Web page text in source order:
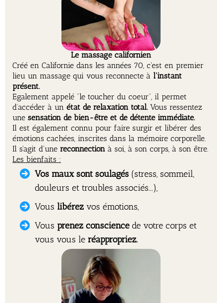
Le massage californien
Créé en Californie dans les années 70, c'est en premier
lieu un massage qui vous reconnecte à l'instant
présent.
Egalement appelé “le toucher du coeur”, il permet
d’accéder à un état de relaxation total. Vous ressentez
une sensation de bien-être et de détente immédiate.
Il est également connu pour faire surgir et libérer des
émotions cachées, inscrites dans la mémoire corporelle.
Il s'agit d'une reconnection à soi, à son corps, à son être.
Les bienfaits :
Vos maux sont soulagés (stress, sommeil,
douleurs et troubles associés...),
Vous libérez vos émotions,
Vous prenez consciencede votre corps et
vous vous le réappropriez.